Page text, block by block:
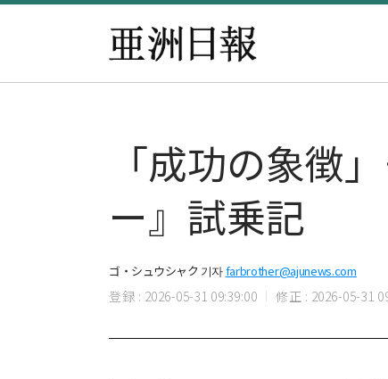
「成功の象徴
ー』試乗記
ゴ・シュウシャク 기자farbrother@ajunews.com
登録 : 2026-05-31 09:39:00 修正 : 2026-05-31